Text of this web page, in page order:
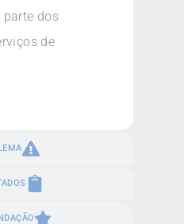
dos
de